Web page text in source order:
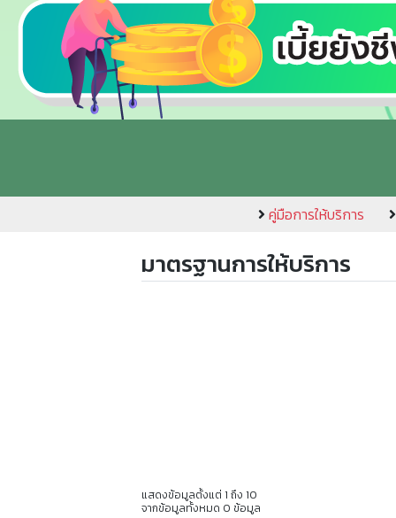
คู่มือการให้บริการ
มาตรฐานการให้บริการ
แสดงข้อมูลตั้งแต่ 1 ถึง 10
จากข้อมูลทั้งหมด 0 ข้อมูล